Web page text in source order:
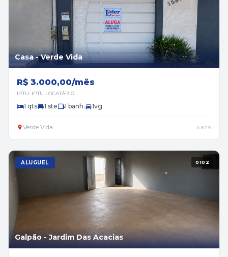
Casa - Verde Vida
R$ 3.000,00/mês
IPTU: IPTU LOCATÁRIO
1 qts 1 ste 1 banh. 1vg
Verde Vida 0879
ALUGUEL 0102
Galpão - Jardim Das Acacias